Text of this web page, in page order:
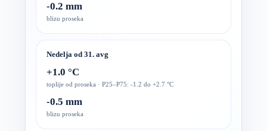
-0.2 mm
blizu proseka
Nedelja od 31. avg
+1.0 °C
toplije od proseka · P25–P75: -1.2 do +2.7 °C
-0.5 mm
blizu proseka